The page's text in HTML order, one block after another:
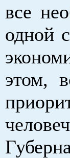
все
одной
этом,